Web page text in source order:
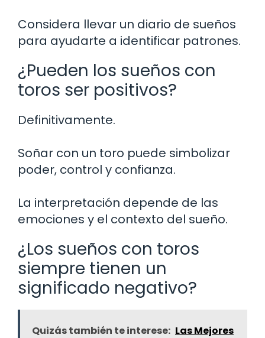
Considera llevar un diario de sueños
para ayudarte a identificar patrones.
¿Pueden los sueños con
toros ser positivos?
Definitivamente.
Soñar con un toro puede simbolizar
poder, control y confianza.
La interpretación depende de las
emociones y el contexto del sueño.
¿Los sueños con toros
siempre tienen un
significado negativo?
Quizás también te interese: Las Mejores